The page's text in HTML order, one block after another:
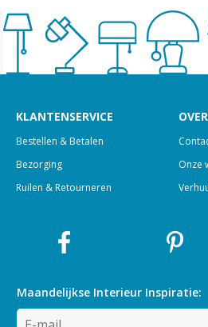
KLANTENSERVICE
Bestellen & Betalen
Bezorging
Ruilen & Retourneren
Onze
Maandelijkse Interieur Inspiratie: